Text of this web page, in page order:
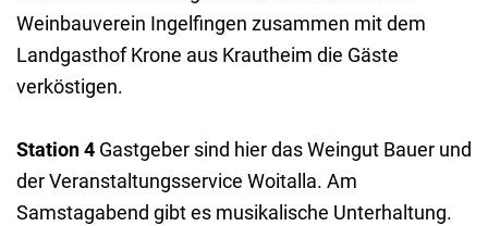
Weinbauverein Ingelfingen zusammen mit dem
Landgasthof Krone aus Krautheim die Gäste
verköstigen.
Station 4 Gastgeber sind hier das Weingut Bauer und
der Veranstaltungsservice Woitalla. Am
Samstagabend gibt es musikalische Unterhaltung.